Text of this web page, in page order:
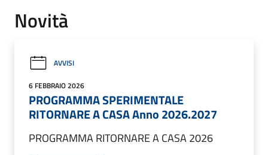
Novità
AVVISI
6 FEBBRAIO 2026
PROGRAMMA SPERIMENTALE
RITORNARE A CASA Anno 2026.2027
PROGRAMMA RITORNARE A CASA 2026